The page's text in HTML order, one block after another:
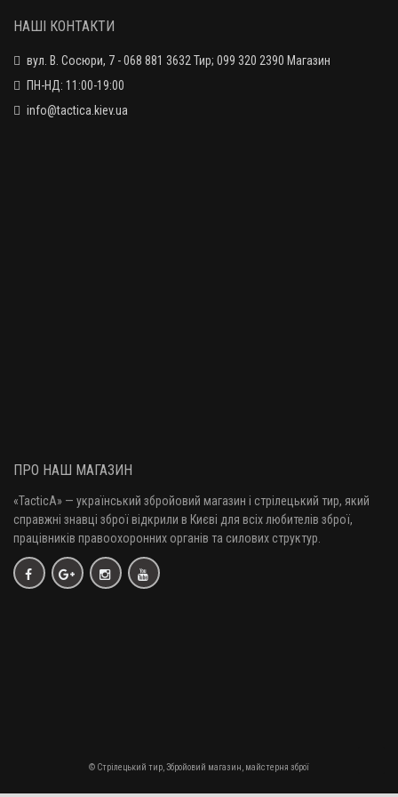
Адаптер Leapers UTG для QD-антабки. 45°.Picatinny
Антабка Magpul RSA на планку Пікатінні
НАШІ КОНТАКТИ
вул. В. Сосюри, 7 - 068 881 3632 Тир; 099 320 2390 Магазин
ПН-НД: 11:00-19:00
info@tactica.kiev.ua
ПРО НАШ МАГАЗИН
«TacticA» — український збройовий магазин і стрілецький тир, який
справжні знавці зброї відкрили в Києві для всіх любителів зброї,
працівників правоохоронних органів та силових структур.
© Стрілецький тир, Збройовий магазин, майстерня зброї